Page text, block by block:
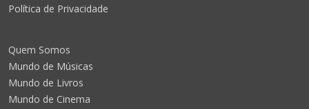
Política de Privacidade
Quem Somos
Mundo de Músicas
Mundo de Livros
Mundo de Cinema